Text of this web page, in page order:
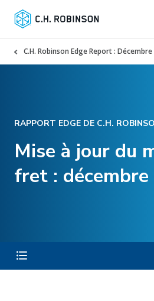
C.H. Robinson Edge Report : Décembre
RAPPORT EDGE DE C.H.
Mise à jour du
fret :